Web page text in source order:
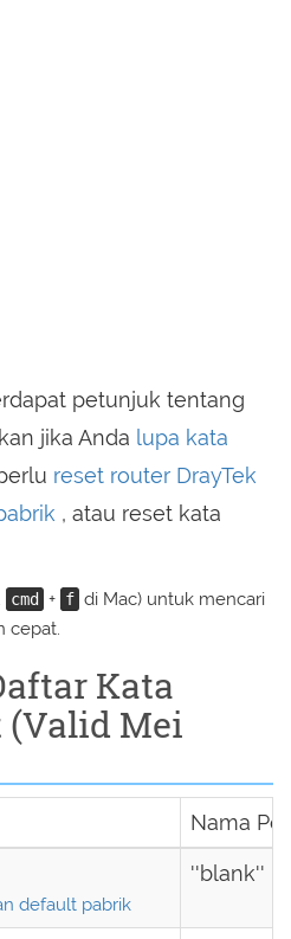
petunjuk tentang
jika Anda lupa kata
reset router DrayTek
, atau reset kata
cmd + f di Mac) untuk mencari
cepat.
Kata
(Valid Mei
Nama
default pabrik
''blank''